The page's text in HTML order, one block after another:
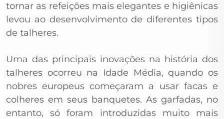
tornar as refeições mais elegantes e higiênicas
levou ao desenvolvimento de diferentes tipos
de talheres.
Uma das principais inovações na história dos
talheres ocorreu na Idade Média, quando os
nobres europeus começaram a usar facas e
colheres em seus banquetes. As garfadas, no
entanto, só foram introduzidas muito mais